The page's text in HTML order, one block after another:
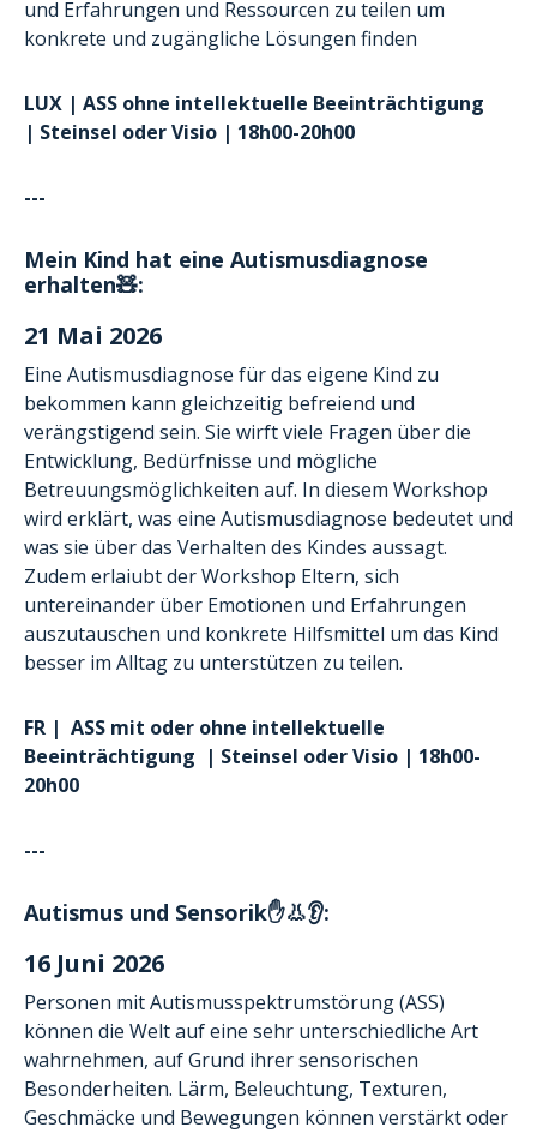
und Erfahrungen und Ressourcen zu teilen um
konkrete und zugängliche Lösungen finden
LUX | ASS ohne intellektuelle Beeinträchtigung
| Steinsel oder Visio | 18h00-20h00
---
Mein Kind hat eine Autismusdiagnose
erhalten🧸:
21 Mai 2026
Eine Autismusdiagnose für das eigene Kind zu
bekommen kann gleichzeitig befreiend und
verängstigend sein. Sie wirft viele Fragen über die
Entwicklung, Bedürfnisse und mögliche
Betreuungsmöglichkeiten auf. In diesem Workshop
wird erklärt, was eine Autismusdiagnose bedeutet und
was sie über das Verhalten des Kindes aussagt.
Zudem erlaiubt der Workshop Eltern, sich
untereinander über Emotionen und Erfahrungen
auszutauschen und konkrete Hilfsmittel um das Kind
besser im Alltag zu unterstützen zu teilen.
FR | ASS mit oder ohne intellektuelle
Beeinträchtigung | Steinsel oder Visio | 18h00-
20h00
---
Autismus und Sensorik✋👃👂:
16 Juni 2026
Personen mit Autismusspektrumstörung (ASS)
können die Welt auf eine sehr unterschiedliche Art
wahrnehmen, auf Grund ihrer sensorischen
Besonderheiten. Lärm, Beleuchtung, Texturen,
Geschmäcke und Bewegungen können verstärkt oder